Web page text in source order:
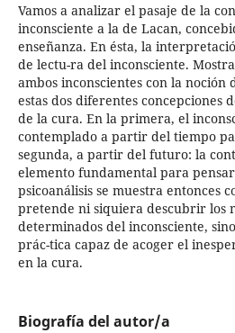
Vamos a analizar el pasaje de la
inconsciente a la de Lacan,
enseñanza. En ésta, la
de lectu-ra del inconsciente.
ambos inconscientes con la noción
estas dos diferentes concepciones
de la cura. En la primera, el
contemplado a partir del tiempo
segunda, a partir del futuro: la
elemento fundamental para
psicoanálisis se muestra entonces
pretende ni siquiera descubrir los
determinados del inconsciente,
prác-tica capaz de acoger el
en la cura.
Biografía del autor/a